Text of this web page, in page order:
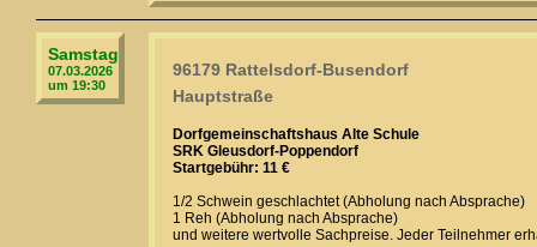
Samstag
07.03.2026
um 19:30
96179 Rattelsdorf-Busendorf
Hauptstraße
Dorfgemeinschaftshaus Alte Schule
SRK Gleusdorf-Poppendorf
Startgebühr: 11 €
1/2 Schwein geschlachtet (Abholung nach Absprache)
1 Reh (Abholung nach Absprache)
und weitere wertvolle Sachpreise. Jeder Teilnehmer